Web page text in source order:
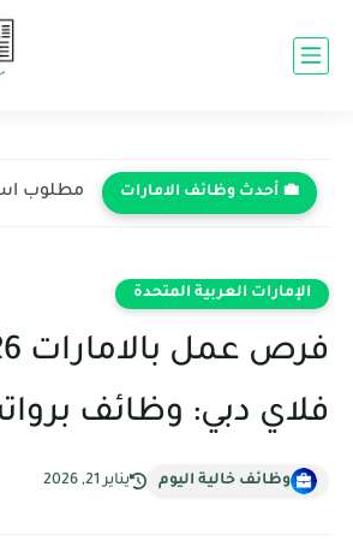
💼 أحدث وظائف الامارات
الإمارات العربية المتحدة
فلاي دبي: وظائف
وظائف خالية اليوم يناير 21, 2026